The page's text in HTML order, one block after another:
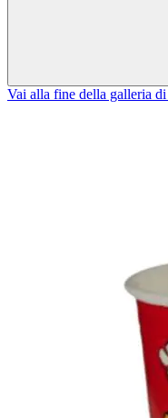
Vai alla fine della galleria